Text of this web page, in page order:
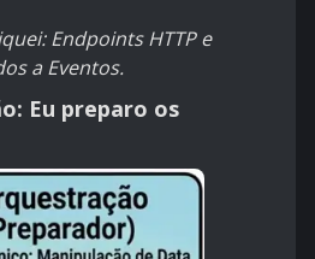
Endpoints HTTP e
a Eventos.
Eu preparo os